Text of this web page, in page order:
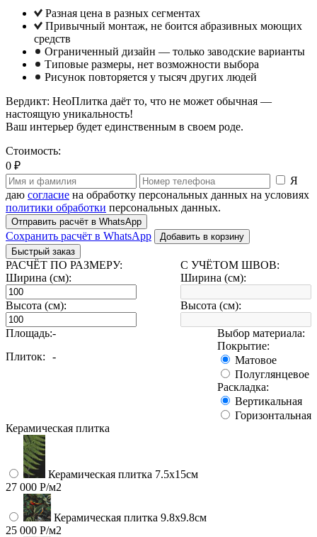
Разная цена в разных сегментах
Привычный монтаж, не боится абразивных моющих
средств
Ограниченный дизайн — только заводские варианты
Типовые размеры, нет возможности выбора
Рисунок повторяется у тысяч других людей
Вердикт: НеоПлитка даёт то, что не может обычная —
настоящую уникальность!
Ваш интерьер будет единственным в своем роде.
Стоимость:
0 ₽
Я
даю согласие на обработку персональных данных на условиях
политики обработки персональных данных.
Отправить расчёт в WhatsApp
Сохранить расчёт в WhatsApp
Добавить в корзину
Быстрый заказ
РАСЧЁТ ПО РАЗМЕРУ:
Ширина (см):
Высота (см):
С УЧЁТОМ ШВОВ:
Ширина (см):
Высота (см):
Площадь:-
Плиток:
-
Выбор материала:
Покрытие:
Матовое
Полуглянцевое
Раскладка:
Вертикальная
Горизонтальная
Керамическая плитка
Керамическая плитка 7.5х15см
27 000 Р/м2
Керамическая плитка 9.8x9.8см
25 000 Р/м2